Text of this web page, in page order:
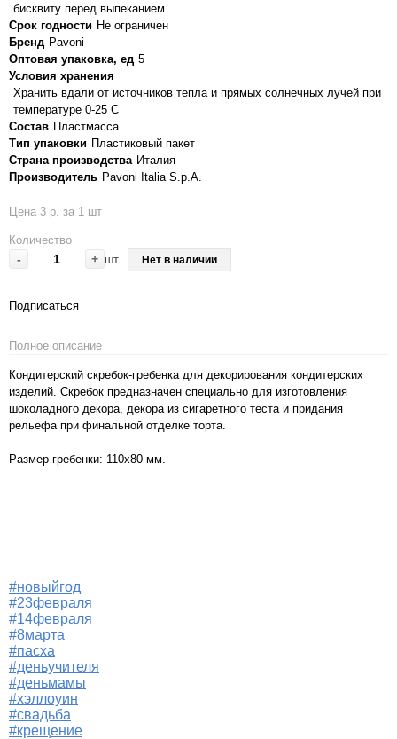
бисквиту перед выпеканием
Срок годности Не ограничен
Бренд Pavoni
Оптовая упаковка, ед 5
Условия хранения
Хранить вдали от источников тепла и прямых солнечных лучей при
температуре 0-25 С
Состав Пластмасса
Тип упаковки Пластиковый пакет
Страна производства Италия
Производитель Pavoni Italia S.p.A.
Цена 3 р. за 1 шт
Количество
- + шт Нет в наличии
Подписаться
Полное описание
Кондитерский скребок-гребенка для декорирования кондитерских
изделий. Скребок предназначен специально для изготовления
шоколадного декора, декора из сигаретного теста и придания
рельефа при финальной отделке торта.
Размер гребенки: 110х80 мм.
#новыйгод
#23февраля
#14февраля
#8марта
#пасха
#деньучителя
#деньмамы
#хэллоуин
#свадьба
#крещение